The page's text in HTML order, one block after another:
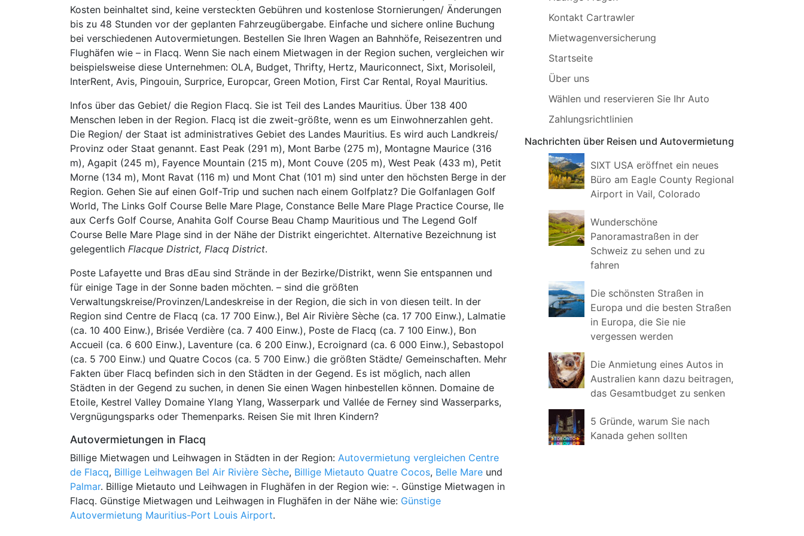
Kosten beinhaltet sind, keine versteckten Gebühren und kostenlose Stornierungen/ Änderungen
bis zu 48 Stunden vor der geplanten Fahrzeugübergabe. Einfache und sichere online Buchung
bei verschiedenen Autovermietungen. Bestellen Sie Ihren Wagen an Bahnhöfe, Reisezentren und
Flughäfen wie – in Flacq. Wenn Sie nach einem Mietwagen in der Region suchen, vergleichen wir
beispielsweise diese Unternehmen: OLA, Budget, Thrifty, Hertz, Mauriconnect, Sixt, Morisoleil,
InterRent, Avis, Pingouin, Surprice, Europcar, Green Motion, First Car Rental, Royal Mauritius.
Infos über das Gebiet/ die Region Flacq. Sie ist Teil des Landes Mauritius. Über 138 400
Menschen leben in der Region. Flacq ist die zweit-größte, wenn es um Einwohnerzahlen geht.
Die Region/ der Staat ist administratives Gebiet des Landes Mauritius. Es wird auch Landkreis/
Provinz oder Staat genannt. East Peak (291 m), Mont Barbe (275 m), Montagne Maurice (316
m), Agapit (245 m), Fayence Mountain (215 m), Mont Couve (205 m), West Peak (433 m), Petit
Morne (134 m), Mont Ravat (116 m) und Mont Chat (101 m) sind unter den höchsten Berge in der
Region. Gehen Sie auf einen Golf-Trip und suchen nach einem Golfplatz? Die Golfanlagen Golf
World, The Links Golf Course Belle Mare Plage, Constance Belle Mare Plage Practice Course, Ile
aux Cerfs Golf Course, Anahita Golf Course Beau Champ Mauritious und The Legend Golf
Course Belle Mare Plage sind in der Nähe der Distrikt eingerichtet. Alternative Bezeichnung ist
gelegentlich Flacque District, Flacq District.
Poste Lafayette und Bras dEau sind Strände in der Bezirke/Distrikt, wenn Sie entspannen und
für einige Tage in der Sonne baden möchten. – sind die größten
Verwaltungskreise/Provinzen/Landeskreise in der Region, die sich in von diesen teilt. In der
Region sind Centre de Flacq (ca. 17 700 Einw.), Bel Air Rivière Sèche (ca. 17 700 Einw.), Lalmatie
(ca. 10 400 Einw.), Brisée Verdière (ca. 7 400 Einw.), Poste de Flacq (ca. 7 100 Einw.), Bon
Accueil (ca. 6 600 Einw.), Laventure (ca. 6 200 Einw.), Ecroignard (ca. 6 000 Einw.), Sebastopol
(ca. 5 700 Einw.) und Quatre Cocos (ca. 5 700 Einw.) die größten Städte/ Gemeinschaften. Mehr
Fakten über Flacq befinden sich in den Städten in der Gegend. Es ist möglich, nach allen
Städten in der Gegend zu suchen, in denen Sie einen Wagen hinbestellen können. Domaine de
Etoile, Kestrel Valley Domaine Ylang Ylang, Wasserpark und Vallée de Ferney sind Wasserparks,
Vergnügungsparks oder Themenparks. Reisen Sie mit Ihren Kindern?
Autovermietungen in Flacq
Billige Mietwagen und Leihwagen in Städten in der Region: Autovermietung vergleichen Centre
de Flacq, Billige Leihwagen Bel Air Rivière Sèche, Billige Mietauto Quatre Cocos, Belle Mare und
Palmar. Billige Mietauto und Leihwagen in Flughäfen in der Region wie: -. Günstige Mietwagen in
Flacq. Günstige Mietwagen und Leihwagen in Flughäfen in der Nähe wie: Günstige
Autovermietung Mauritius-Port Louis Airport.
Kontakt Cartrawler
Mietwagenversicherung
Startseite
Über uns
Wählen und reservieren Sie Ihr Auto
Zahlungsrichtlinien
Nachrichten über Reisen und Autovermietung
SIXT USA eröffnet ein neues
Büro am Eagle County Regional
Airport in Vail, Colorado
Wunderschöne
Panoramastraßen in der
Schweiz zu sehen und zu
fahren
Die schönsten Straßen in
Europa und die besten Straßen
in Europa, die Sie nie
vergessen werden
Die Anmietung eines Autos in
Australien kann dazu beitragen,
das Gesamtbudget zu senken
5 Gründe, warum Sie nach
Kanada gehen sollten